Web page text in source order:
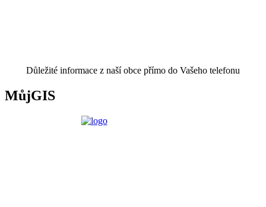
Důležité informace z naší obce přímo do Vašeho telefonu
MůjGIS